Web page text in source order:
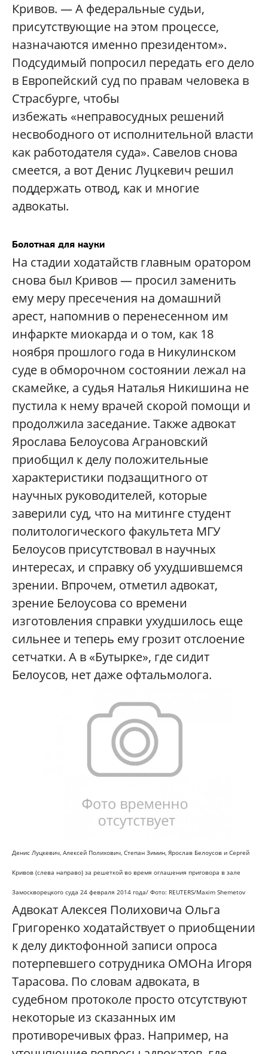
Кривов. — А федеральные судьи,
присутствующие на этом процессе,
назначаются именно президентом».
Подсудимый попросил передать его дело
в Европейский суд по правам человека в
Страсбурге, чтобы
избежать «неправосудных решений
несвободного от исполнительной власти
как работодателя суда». Савелов снова
смеется, а вот Денис Луцкевич решил
поддержать отвод, как и многие
адвокаты.
Болотная для науки
На стадии ходатайств главным оратором
снова был Кривов — просил заменить
ему меру пресечения на домашний
арест, напомнив о перенесенном им
инфаркте миокарда и о том, как 18
ноября прошлого года в Никулинском
суде в обморочном состоянии лежал на
скамейке, а судья Наталья Никишина не
пустила к нему врачей скорой помощи и
продолжила заседание. Также адвокат
Ярослава Белоусова Аграновский
приобщил к делу положительные
характеристики подзащитного от
научных руководителей, которые
заверили суд, что на митинге студент
политологического факультета МГУ
Белоусов присутствовал в научных
интересах, и справку об ухудшившемся
зрении. Впрочем, отметил адвокат,
зрение Белоусова со времени
изготовления справки ухудшилось еще
сильнее и теперь ему грозит отслоение
сетчатки. А в «Бутырке», где сидит
Белоусов, нет даже офтальмолога.
Денис Луцкевич, Алексей Полихович, Степан Зимин, Ярослав Белоусов и Сергей
Кривов (слева направо) за решеткой во время оглашения приговора в зале
Замоскворецкого суда 24 февраля 2014 года/ Фото: REUTERS/Maxim Shemetov
Адвокат Алексея Полиховича Ольга
Григоренко ходатайствует о приобщении
к делу диктофонной записи опроса
потерпевшего сотрудника ОМОНа Игоря
Тарасова. По словам адвоката, в
судебном протоколе просто отсутствуют
некоторые из сказанных им
противоречивых фраз. Например, на